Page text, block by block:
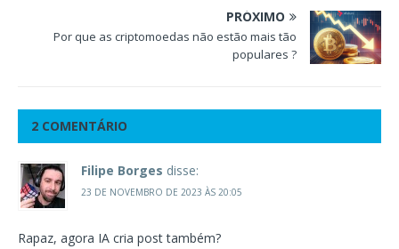
PRÓXIMO
Por que as criptomoedas não estão mais tão
populares ?
2 COMENTÁRIO
Filipe Borges disse:
23 DE NOVEMBRO DE 2023 ÀS 20:05
Rapaz, agora IA cria post também?